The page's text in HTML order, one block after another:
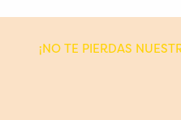
¡NO TE PIERDAS